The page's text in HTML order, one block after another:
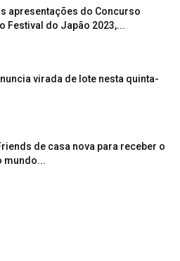
apresentações do Concurso
Festival do Japão 2023,...
virada de lote nesta quinta-
de casa nova para receber o
mundo...